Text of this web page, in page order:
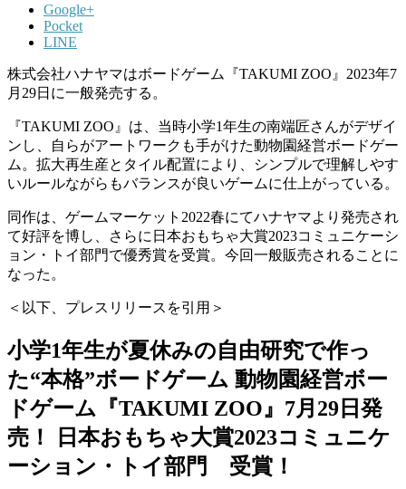
Google+
Pocket
LINE
株式会社ハナヤマはボードゲーム『TAKUMI ZOO』2023年7
月29日に一般発売する。
『TAKUMI ZOO』は、当時小学1年生の南端匠さんがデザイ
ンし、自らがアートワークも手がけた動物園経営ボードゲー
ム。拡大再生産とタイル配置により、シンプルで理解しやす
いルールながらもバランスが良いゲームに仕上がっている。
同作は、ゲームマーケット2022春にてハナヤマより発売され
て好評を博し、さらに日本おもちゃ大賞2023コミュニケーシ
ョン・トイ部門で優秀賞を受賞。今回一般販売されることに
なった。
＜以下、プレスリリースを引用＞
小学1年生が夏休みの自由研究で作っ
た“本格”ボードゲーム 動物園経営ボー
ドゲーム『TAKUMI ZOO』7月29日発
売！ 日本おもちゃ大賞2023コミュニケ
ーション・トイ部門 受賞！